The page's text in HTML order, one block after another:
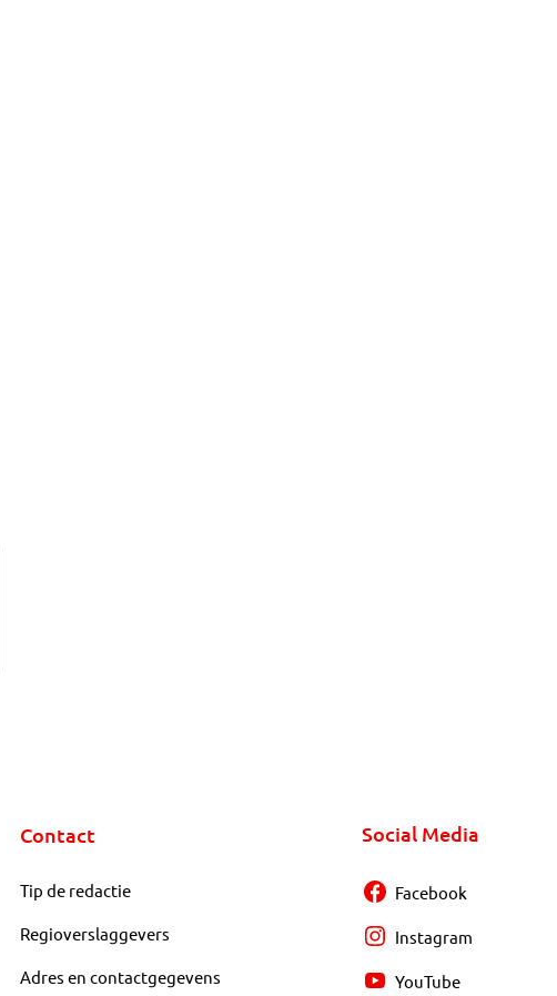
Contact
Tip de redactie
Regioverslaggevers
Adres en contactgegevens
Social Media
Facebook
Instagram
YouTube